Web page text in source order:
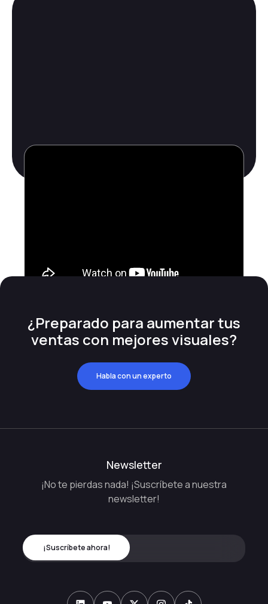
¿Preparado para aumentar tus
ventas con mejores visuales?
Habla con un experto
Newsletter
¡No te pierdas nada! ¡Suscríbete a nuestra
newsletter!